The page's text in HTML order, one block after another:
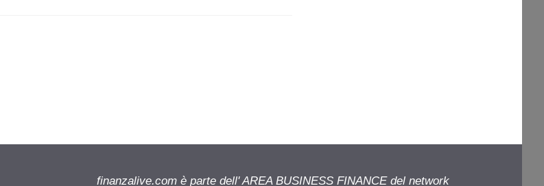
finanzalive.com è parte dell' AREA BUSINESS FINANCE del network